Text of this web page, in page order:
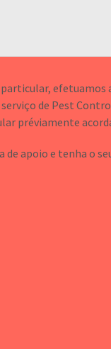
efetuamos
de Pest
préviamente
apoio e tenha o